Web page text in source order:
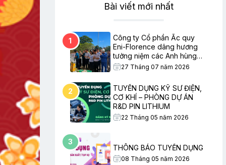
Bài viết mới nhất
1
Công ty Cổ phần Ắc quy
Eni-Florence dâng hương
tưởng niệm các Anh hùng
Liệt sĩ nhân ngày Thương
27 Tháng 07 năm 2026
2
TUYỂN DỤNG KỸ SƯ ĐIỆN,
CƠ KHÍ – PHÒNG DỰ ÁN
R&D PIN LITHIUM
22 Tháng 05 năm 2026
3
THÔNG BÁO TUYỂN DỤNG
08 Tháng 05 năm 2026